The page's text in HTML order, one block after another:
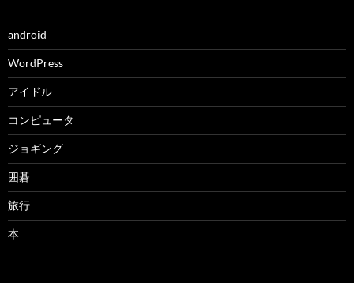
android
WordPress
アイドル
コンピュータ
ジョギング
囲碁
旅行
本